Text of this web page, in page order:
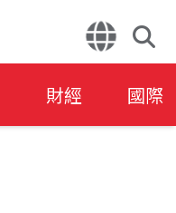
財經 國際